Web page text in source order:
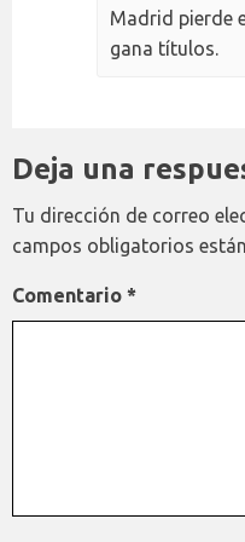
Madrid pierde
gana títulos.
Deja una
Tu dirección de correo
campos obligatorios
Comentario *